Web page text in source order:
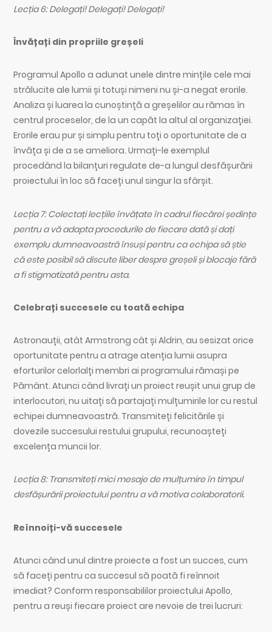
Lecția 6: Delegați! Delegați! Delegați!
Învățați din propriile greșeli
Programul Apollo a adunat unele dintre mințile cele mai
strălucite ale lumii și totuși nimeni nu și-a negat erorile.
Analiza și luarea la cunoștință a greșelilor au rămas în
centrul proceselor, de la un capăt la altul al organizației.
Erorile erau pur și simplu pentru toți o oportunitate de a
învăța și de a se ameliora. Urmați-le exemplul
procedând la bilanțuri regulate de-a lungul desfășurării
proiectului în loc să faceți unul singur la sfârșit.
Lecția 7: Colectați lecțiile învățate în cadrul fiecărei ședințe
pentru a vă adapta procedurile de fiecare dată și dați
exemplu dumneavoastră însuși pentru ca echipa să știe
că este posibil să discute liber despre greșeli și blocaje fără
a fi stigmatizată pentru asta.
Celebrați succesele cu toată echipa
Astronauții, atât Armstrong cât și Aldrin, au sesizat orice
oportunitate pentru a atrage atenția lumii asupra
eforturilor celorlalți membri ai programului rămași pe
Pământ. Atunci când livrați un proiect reușit unui grup de
interlocutori, nu uitați să partajați mulțumirile lor cu restul
echipei dumneavoastră. Transmiteți felicitările și
dovezile succesului restului grupului, recunoașteți
excelența muncii lor.
Lecția 8: Transmiteți mici mesaje de mulțumire în timpul
desfășurării proiectului pentru a vă motiva colaboratorii.
Reînnoiți-vă succesele
Atunci când unul dintre proiecte a fost un succes, cum
să faceți pentru ca succesul să poată fi reînnoit
imediat? Conform responsabililor proiectului Apollo,
pentru a reuși fiecare proiect are nevoie de trei lucruri: